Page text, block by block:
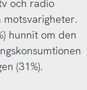
och radio
hunnit om den
(31%).